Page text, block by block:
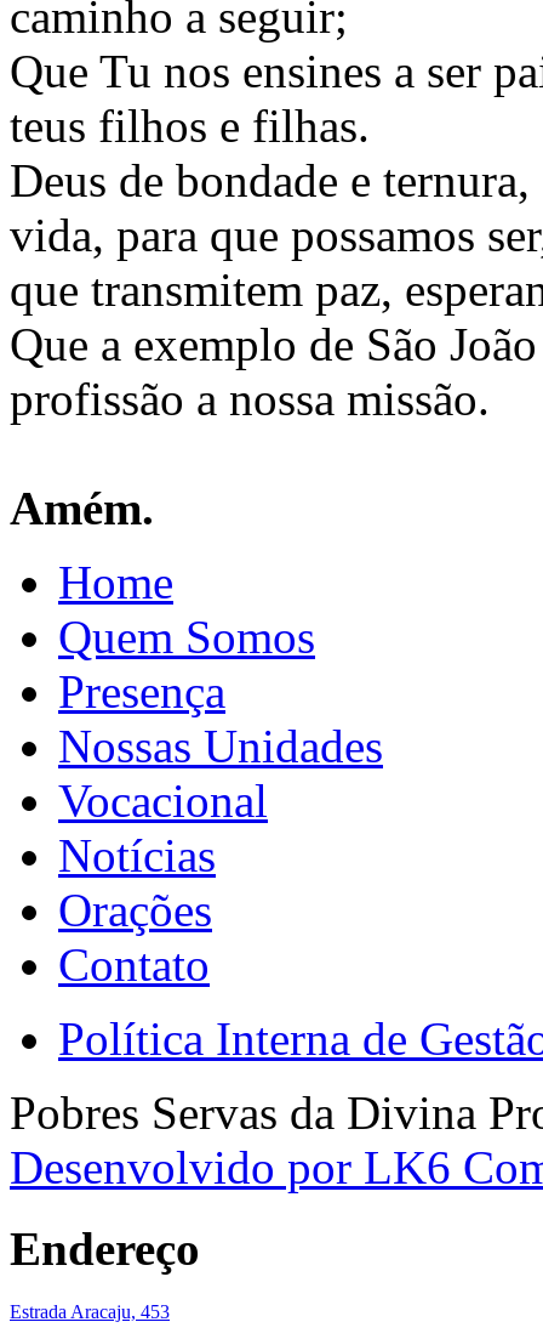
caminho a seguir;
Que Tu nos ensines a ser
teus filhos e filhas.
Deus de bondade e
vida, para que possamos
que transmitem paz,
Que a exemplo de São
profissão a nossa missão.
Amém.
Home
Quem Somos
Presença
Nossas Unidades
Vocacional
Notícias
Orações
Contato
Política Interna de
Pobres Servas da Divina
Desenvolvido por LK6
Endereço
Estrada Aracaju, 453